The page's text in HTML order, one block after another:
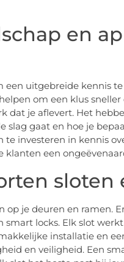
en
een uitgebreide kennis
om een klus
dat je aflevert. Het
slag gaat en hoe je
investeren in kennis
klanten een
sloten
op je deuren en ramen.
locks. Elk slot
installatie en
en veiligheid. Een